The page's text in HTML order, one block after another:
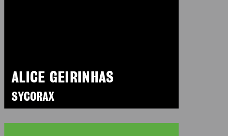
ALICE GEIRINHAS
SYCORAX